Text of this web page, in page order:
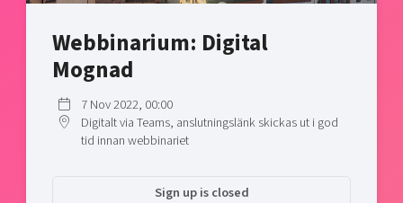
Bright East
East Sweden Tech Women
Reversed mentorship
Talent & skills
Startup & industry collaboration
Offers to boost your business
Projects
Publications
Project toolbox
Today's lunch in Mjärdevi
Webbinarium: Digital
Mognad
7 Nov 2022, 00:00
Digitalt via Teams, anslutningslänk skickas ut i god
tid innan webbinariet
Sign up is closed